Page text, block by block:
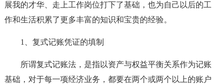
展我的才华、走上工作岗位打下了基础，也为自己以后的工
作和生活积累了更多丰富的知识和宝贵的经验。
1、复式记账凭证的填制
所谓复式记账法，是指以资产与权益平衡关系作为记账
基础，对于每一项经济业务，都要在两个或两个以上的账户